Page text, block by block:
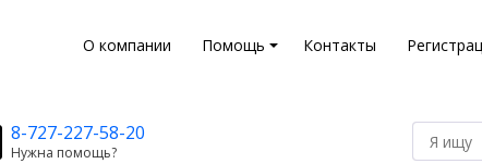
О компании Помощь Контакты
8-727-227-58-20
Нужна помощь?